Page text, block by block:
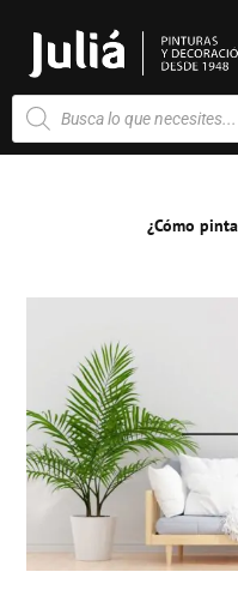
contenido
Búsqueda
de
productos
¿Cómo